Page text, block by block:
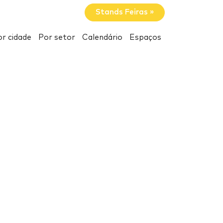
Stands Feiras »
cidade Por setor Calendário Espaços